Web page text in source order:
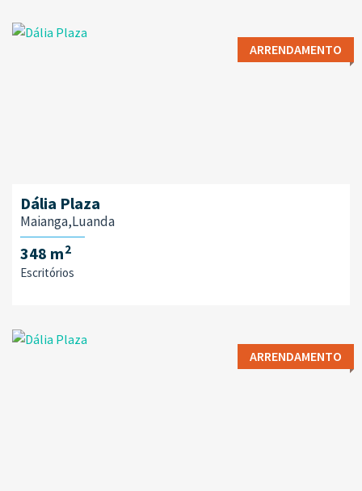
ARRENDAMENTO
Dália Plaza
Maianga,Luanda
348 m2
Escritórios
ARRENDAMENTO